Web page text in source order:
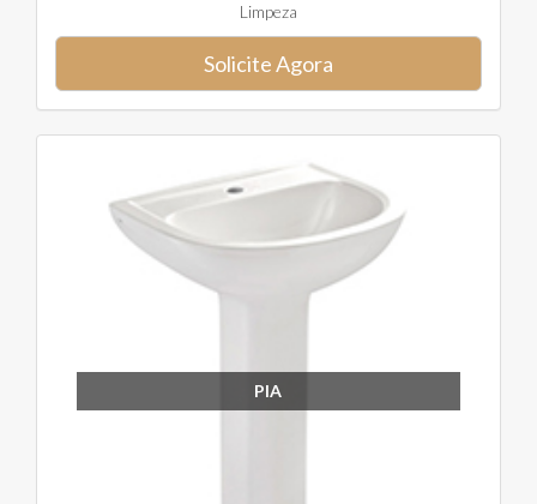
Limpeza
Solicite Agora
PIA